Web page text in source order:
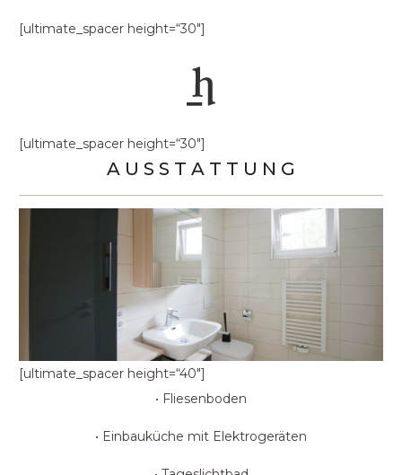
[ultimate_spacer height=“30″]
[ultimate_spacer height=“30″]
A U S S T A T T U N G
[ultimate_spacer height=“40″]
• Fliesenboden
• Einbauküche mit Elektrogeräten